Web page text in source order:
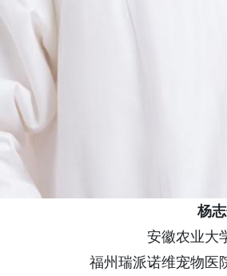
杨
安徽农业大
福州瑞派诺维宠物医